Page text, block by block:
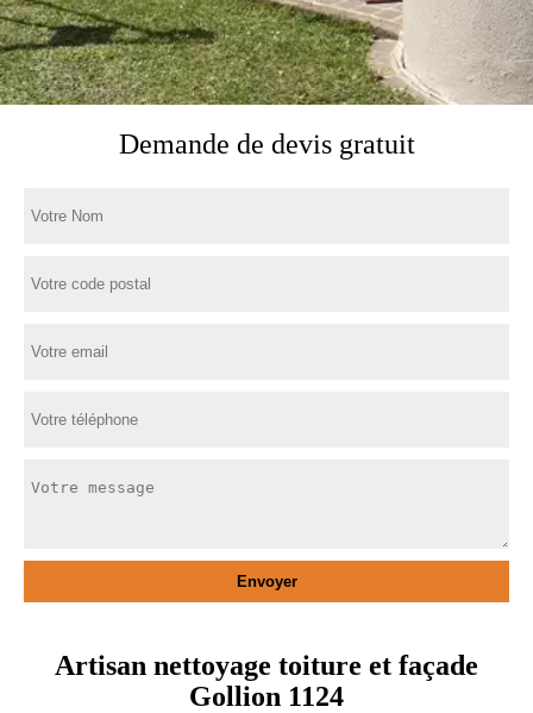
Demande de devis gratuit
Artisan nettoyage toiture et façade
Gollion 1124